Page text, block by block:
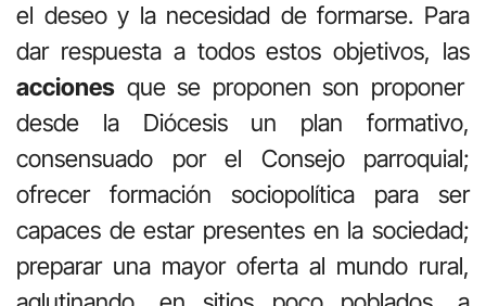
el deseo y la necesidad de formarse. Para
dar respuesta a todos estos objetivos, las
acciones que se proponen son proponer
desde la Diócesis un plan formativo,
consensuado por el Consejo parroquial;
ofrecer formación sociopolítica para ser
capaces de estar presentes en la sociedad;
preparar una mayor oferta al mundo rural,